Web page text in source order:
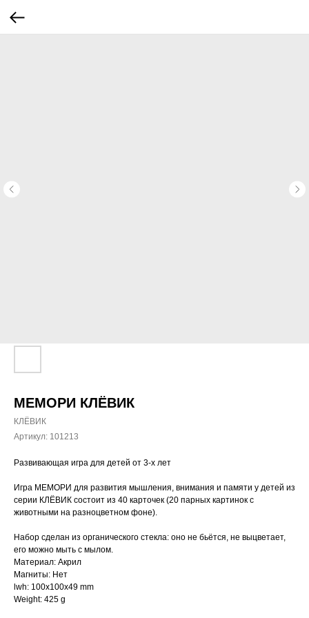
МЕМОРИ КЛЁВИК
КЛЁВИК
Артикул: 101213
Развивающая игра для детей от 3-х лет
Игра МЕМОРИ для развития мышления, внимания и памяти у детей из
серии КЛЁВИК состоит из 40 карточек (20 парных картинок с
животными на разноцветном фоне).
Набор сделан из органического стекла: оно не бьётся, не выцветает,
его можно мыть с мылом.
Материал: Акрил
Магниты: Нет
lwh: 100x100x49 mm
Weight: 425 g